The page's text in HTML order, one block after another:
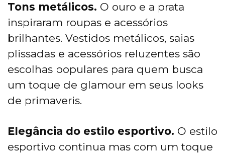
Tons metálicos. O ouro e a prata
inspiraram roupas e acessórios
brilhantes. Vestidos metálicos, saias
plissadas e acessórios reluzentes são
escolhas populares para quem busca
um toque de glamour em seus looks
de primaveris.
Elegância do estilo esportivo. O estilo
esportivo continua mas com um toque